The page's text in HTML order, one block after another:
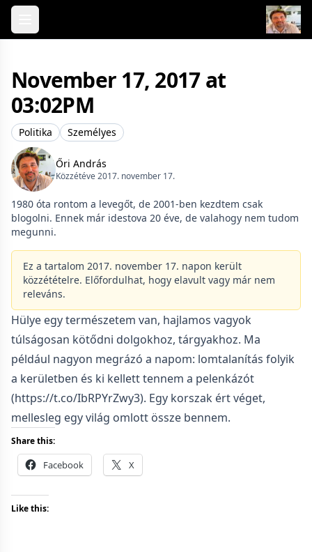
Skip to content
November 17, 2017 at
03:02PM
Politika Személyes
Őri András
Közzétéve 2017. november 17.
1980 óta rontom a levegőt, de 2001-ben kezdtem csak
blogolni. Ennek már idestova 20 éve, de valahogy nem tudom
megunni.
Ez a tartalom 2017. november 17. napon került
közzétételre. Előfordulhat, hogy elavult vagy már nem
releváns.
Hülye egy természetem van, hajlamos vagyok
túlságosan kötődni dolgokhoz, tárgyakhoz. Ma
például nagyon megrázó a napom: lomtalanítás folyik
a kerületben és ki kellett tennem a pelenkázót
(https://t.co/IbRPYrZwy3). Egy korszak ért véget,
mellesleg egy világ omlott össze bennem.
Share this:
Facebook X
Like this: